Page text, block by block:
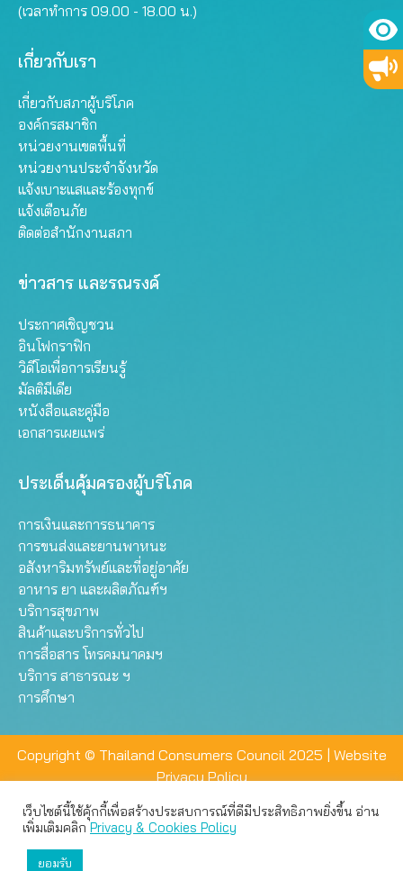
(เวลาทำการ 09.00 - 18.00 น.)
เกี่ยวกับเรา
เกี่ยวกับสภาผู้บริโภค
องค์กรสมาชิก
หน่วยงานเขตพื้นที่
หน่วยงานประจำจังหวัด
แจ้งเบาะแสและร้องทุกข์
แจ้งเตือนภัย
ติดต่อสำนักงานสภา
ข่าวสาร และรณรงค์
ประกาศเชิญชวน
อินโฟกราฟิก
วิดีโอเพื่อการเรียนรู้
มัลติมีเดีย
หนังสือและคู่มือ
เอกสารเผยแพร่
ประเด็นคุ้มครองผู้บริโภค
การเงินและการธนาคาร
การขนส่งและยานพาหนะ
อสังหาริมทรัพย์และที่อยู่อาศัย
อาหาร ยา และผลิตภัณฑ์ฯ
บริการสุขภาพ
สินค้าและบริการทั่วไป
การสื่อสาร โทรคมนาคมฯ
บริการ สาธารณะ ฯ
การศึกษา
Copyright © Thailand Consumers Council 2025 | Website
Privacy Policy
เว็บไซต์นี้ใช้คุ้กกี้เพื่อสร้างประสบการณ์ที่ดีมีประสิทธิภาพยิ่งขึ้น อ่าน
เพิ่มเติมคลิกPrivacy & Cookies Policy
ยอมรับ
เว็บไซต์นี้ใช้คุกกี้เพื่อมอบประสบการณ์การใช้งานที่ดีให้แก่ท่าน คุณ
สามารถเลือกตั้งค่าความเป็นส่วนตัวได้